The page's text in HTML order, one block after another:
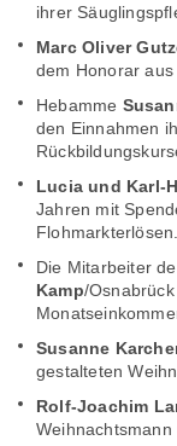
ihrer
Marc Oliver
dem Honorar
Hebamme
den Einnahmen
Lucia und Karl-
Jahren mit
Flohmarkterlösen.
Die Mitarbeiter
Kamp/
Susanne
gestalteten
Rolf-Joachim